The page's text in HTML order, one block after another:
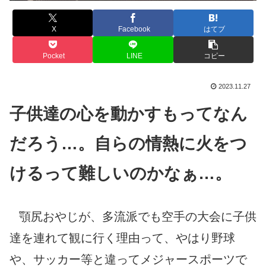
X Facebook はてブ
Pocket LINE コピー
2023.11.27
子供達の心を動かすもってなん
だろう…。自らの情熱に火をつ
けるって難しいのかなぁ…。
顎尻おやじが、 多流派でも空手の大会に子供
達を連れて観に行く理由って、やはり野球
や、サッカー等と違ってメジャースポーツで